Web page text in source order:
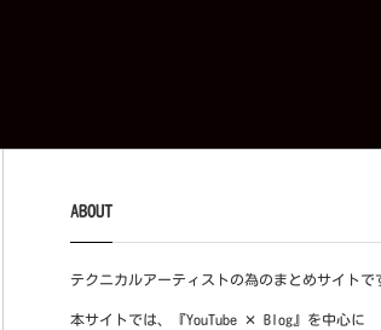
ABOUT
テクニカルアーティストの為のまとめサイトで
本サイトでは、『YouTube ✕ Blog』を中心に